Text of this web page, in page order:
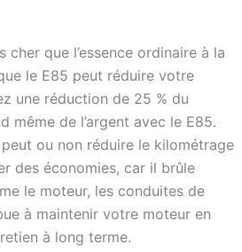
que l’essence ordinaire à la
le E85 peut réduire votre
une réduction de 25 % du
de l’argent avec le E85.
ou non réduire le kilométrage
des économies, car il brûle
le moteur, les conduites de
à maintenir votre moteur en
à long terme.